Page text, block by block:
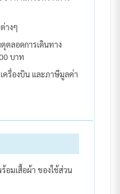
างๆ
ตลอดการเดินทาง
บาท
ครื่องบิน และภาษีมูลค่า
อมเสื้อผ้า ของใช้ส่วน